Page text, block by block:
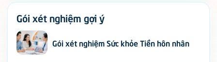
Gói xét nghiệm gợi ý
Gói xét nghiệm Sức khỏe Tiền hôn nhân